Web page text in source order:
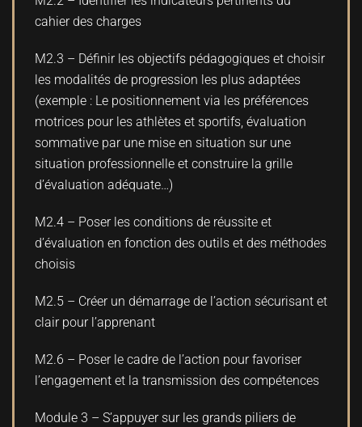
cahier des charges
M2.3 – Définir les objectifs pédagogiques et choisir
les modalités de progression les plus adaptées
(exemple : Le positionnement via les préférences
motrices pour les athlètes et sportifs, évaluation
sommative par une mise en situation sur une
situation professionnelle et construire la grille
d’évaluation adéquate…)
M2.4 – Poser les conditions de réussite et
d’évaluation en fonction des outils et des méthodes
choisis
M2.5 – Créer un démarrage de l’action sécurisant et
clair pour l’apprenant
M2.6 – Poser le cadre de l’action pour favoriser
l’engagement et la transmission des compétences
Module 3 – S’appuyer sur les grands piliers de